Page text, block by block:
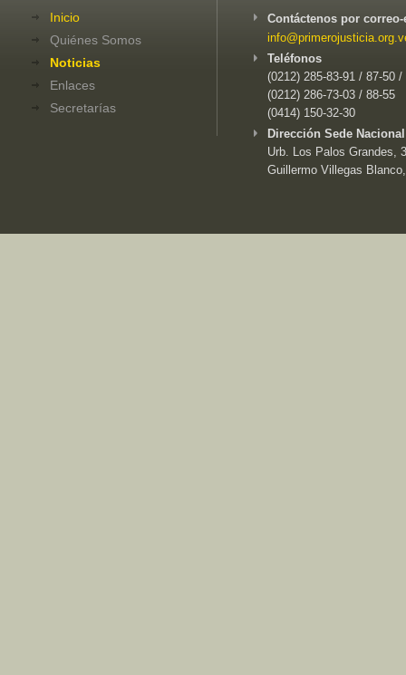
Inicio
Quiénes Somos
Noticias
Enlaces
Secretarías
Contáctenos por
Teléfonos
(0212) 285-83-91 / 87-50 /
(0212) 286-73-03 / 88-55
(0414) 150-32-30
Dirección Sede
Urb. Los Palos Grandes,
Guillermo Villegas